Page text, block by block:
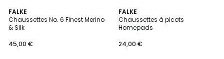
FALKE
Chaussettes No. 6 Finest Merino
& Silk
45,00 €
9
Couleurs
FALKE
Chaussettes à picots
Homepads
24,00 €
4
/
5
7
Couleurs